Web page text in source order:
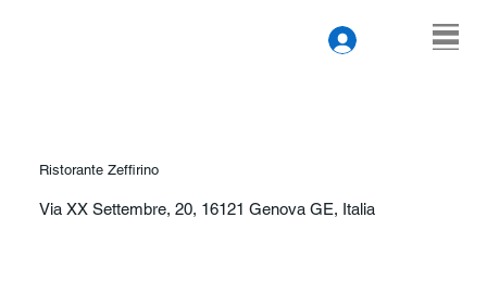
Ristorante Zeffirino
Via XX Settembre, 20, 16121 Genova GE, Italia